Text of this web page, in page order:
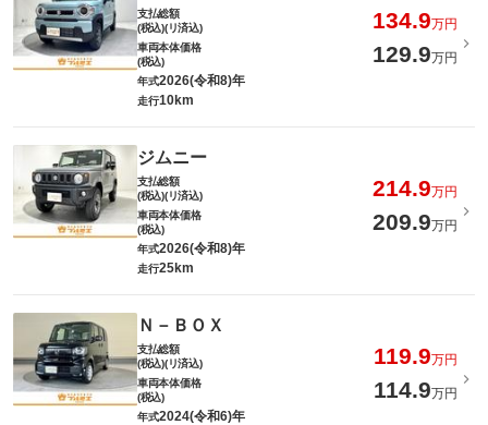
支払総額
(税込)(リ済込)
134.9万円
車両本体価格
(税込)
129.9万円
年式2026(令和8)年
走行10km
ジムニー
支払総額
(税込)(リ済込)
214.9万円
車両本体価格
(税込)
209.9万円
年式2026(令和8)年
走行25km
Ｎ－ＢＯＸ
支払総額
(税込)(リ済込)
119.9万円
車両本体価格
(税込)
114.9万円
年式2024(令和6)年